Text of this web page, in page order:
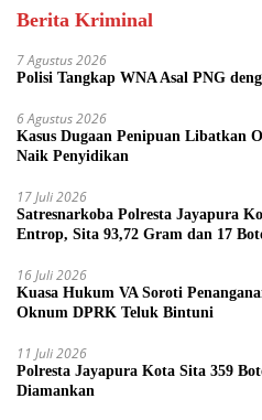
Berita Kriminal
7 Agustus 2026
Polisi Tangkap WNA Asal PNG
6 Agustus 2026
Kasus Dugaan Penipuan Libatkan
Naik Penyidikan
17 Juli 2026
Satresnarkoba Polresta Jayapura
Entrop, Sita 93,72 Gram dan 17
16 Juli 2026
Kuasa Hukum VA Soroti
Oknum DPRK Teluk Bintuni
11 Juli 2026
Polresta Jayapura Kota Sita 359
Diamankan